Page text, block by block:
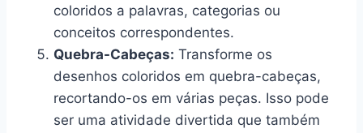
coloridos a palavras, categorias ou
conceitos correspondentes.
Quebra-Cabeças: Transforme os
desenhos coloridos em quebra-cabeças,
recortando-os em várias peças. Isso pode
ser uma atividade divertida que também